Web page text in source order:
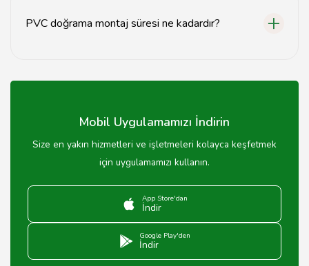
PVC doğrama montaj süresi ne kadardır?
bağlı olarak genellikle 1-3 gün arasında değişir.
Mobil Uygulamamızı İndirin
Size en yakın hizmetleri ve işletmeleri kolayca keşfetmek
için uygulamamızı kullanın.
App Store'dan
İndir
Google Play'den
İndir